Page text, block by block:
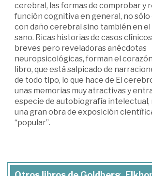
cerebral, las formas de comprobar y
función cognitiva en general, no
con daño cerebral sino también en
sano. Ricas historias de casos
breves pero reveladoras anécdotas
neuropsicológicas, forman el
libro, que está salpicado de
de todo tipo, lo que hace de El
unas memorias muy atractivas y
especie de autobiografía intelectual,
una gran obra de exposición
“popular”.